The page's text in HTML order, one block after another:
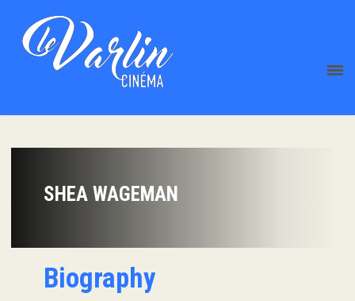
SHEA WAGEMAN
Biography